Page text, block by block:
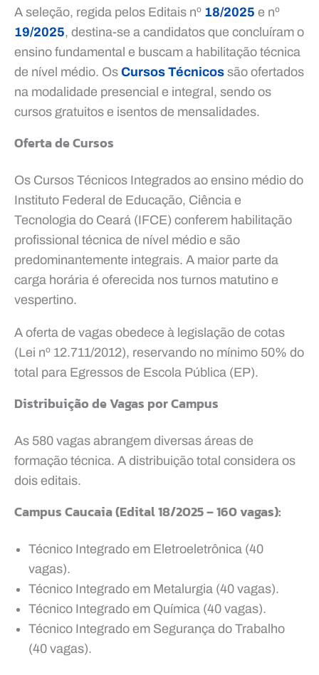
A seleção, regida pelos Editais nº 18/2025 e nº
19/2025, destina-se a candidatos que concluíram o
ensino fundamental e buscam a habilitação técnica
de nível médio. Os Cursos Técnicos são ofertados
na modalidade presencial e integral, sendo os
cursos gratuitos e isentos de mensalidades.
Oferta de Cursos
Os Cursos Técnicos Integrados ao ensino médio do
Instituto Federal de Educação, Ciência e
Tecnologia do Ceará (IFCE) conferem habilitação
profissional técnica de nível médio e são
predominantemente integrais. A maior parte da
carga horária é oferecida nos turnos matutino e
vespertino.
A oferta de vagas obedece à legislação de cotas
(Lei nº 12.711/2012), reservando no mínimo 50% do
total para Egressos de Escola Pública (EP).
Distribuição de Vagas por Campus
As 580 vagas abrangem diversas áreas de
formação técnica. A distribuição total considera os
dois editais.
Campus Caucaia (Edital 18/2025 – 160 vagas):
Técnico Integrado em Eletroeletrônica (40
vagas).
Técnico Integrado em Metalurgia (40 vagas).
Técnico Integrado em Química (40 vagas).
Técnico Integrado em Segurança do Trabalho
(40 vagas).